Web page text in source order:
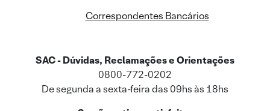
Correspondentes Bancários
SAC - Dúvidas, Reclamações e Orientações
0800-772-0202
De segunda a sexta-feira das 09hs às 18hs